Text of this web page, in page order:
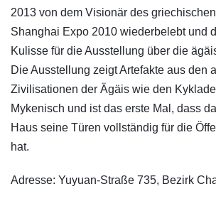
2013 von dem Visionär des
Shanghai Expo 2010 wiederbelebt und
Kulisse für die Ausstellung über die
Die Ausstellung zeigt Artefakte aus den
Zivilisationen der Ägäis wie den
Mykenisch und ist das erste Mal, dass
Haus seine Türen vollständig für die
hat.
Adresse: Yuyuan-Straße 735, Bezirk